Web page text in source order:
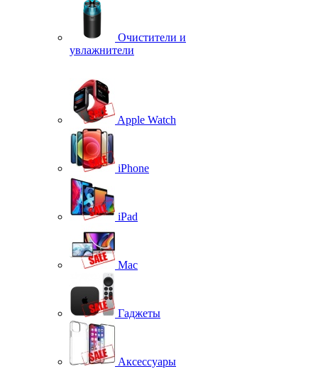
Очистители и
увлажнители
Apple Watch
iPhone
iPad
Mac
Гаджеты
Аксессуары